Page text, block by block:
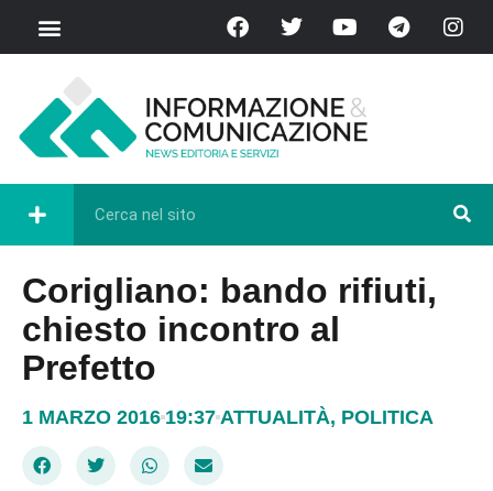
Corigliano: bando rifiuti,
chiesto incontro al
Prefetto
1 MARZO 2016 19:37 ATTUALITÀ, POLITICA